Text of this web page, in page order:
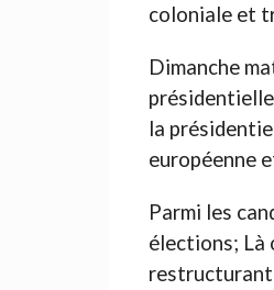
coloniale et
Dimanche
la
européenne
Parmi les
élections; Là
restructurant